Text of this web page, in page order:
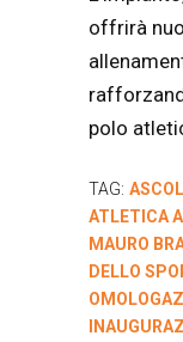
offrirà
polo
TAG:
ATLETICA
MAURO
DELLO